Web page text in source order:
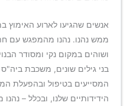
אנשים שהגיעו לארוע
ממש נהנו. נהנו מהמפגש עם
ושוהים במקום נקי ומסודר
בני גילים שונים, משכבת ביה"ס
המסייעים בטיפול ובהפעלת
הידידותיים שלנו, ובכלל –